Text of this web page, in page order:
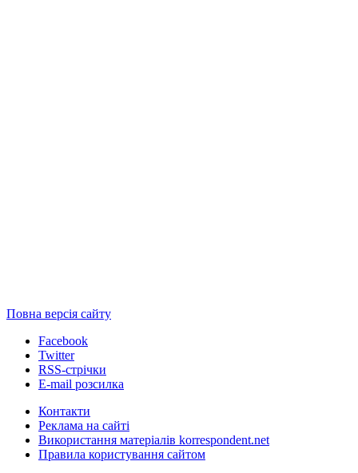
Повна версія сайту
Facebook
Twitter
RSS-стрічки
E-mail розсилка
Контакти
Реклама на сайті
Використання матеріалів korrespondent.net
Правила користування сайтом